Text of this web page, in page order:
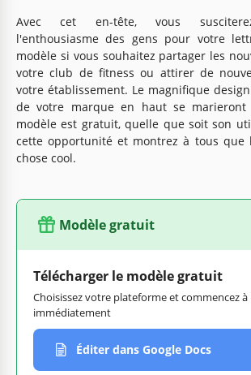
Avec cet en-tête, vous
l'enthousiasme des gens pour votre
modèle si vous souhaitez partager les
votre club de fitness ou attirer de
votre établissement. Le magnifique
de votre marque en haut se marieront
modèle est gratuit, quelle que soit son
cette opportunité et montrez à tous que
chose cool.
Modèle gratuit
Télécharger le modèle gratuit
Choisissez votre plateforme et commencez
immédiatement
Éditer dans Google Docs